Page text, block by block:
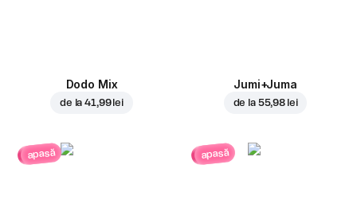
Dodo Mix
de la41,99 lei
Jumi+Juma
de la 55,98 lei
apasă apasă